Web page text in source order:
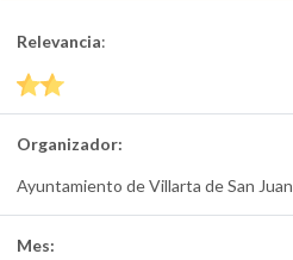
Relevancia:
Organizador:
Ayuntamiento de Villarta de San Juan
Mes: